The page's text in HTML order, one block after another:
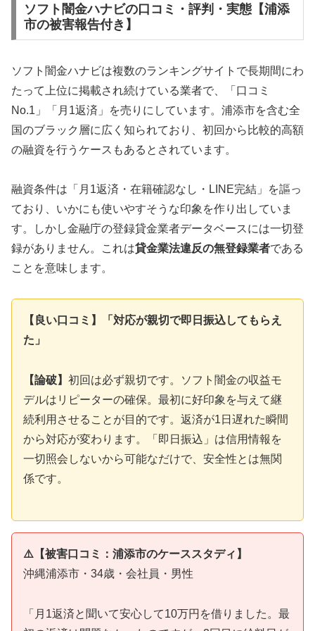
ソフト闇金ハナビの口コミ・評判・実態【浦添
市の被害報告付き】
ソフト闇金ハナビは複数のランキングサイトで長期間にわ
たって上位に掲載され続けている業者で、「口コミ
No.1」「月1返済」を売りにしています。浦添市を含む全
国のブラック層に広く知られており、初回から比較的高額
の融資を行うケースもあるとされています。
融資条件は「月1返済・在籍確認なし・LINE完結」を謳っ
ており、いかにも使いやすそうな印象を作り出していま
す。しかし金融庁の登録貸金業者データベースには一切登
録がありません。これは貸金業法違反の無登録業者である
ことを意味します。
【良い口コミ】「対応が親切で即日振込してもらえ
た」
【論破】 初回は必ず親切です。ソフト闇金の収益モ
デルはリピーターの確保。最初に好印象を与えて継
続利用させることが目的です。返済が1日遅れた瞬間
から対応が変わります。「即日振込」は信用情報を
一切照会しないから可能なだけで、安全性とは無関
係です。
⚠️【被害口コミ：浦添市のケーススタディ】
沖縄浦添市・34歳・会社員・男性
「月1返済と聞いて安心して10万円を借りました。最